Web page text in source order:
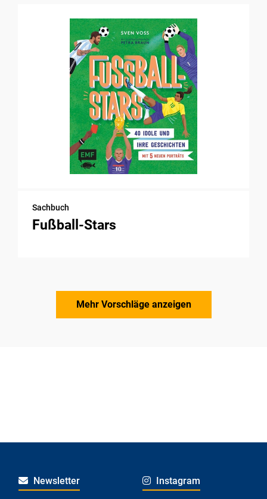
Sachbuch
Fußball-Stars
Mehr Vorschläge anzeigen
Newsletter Instagram